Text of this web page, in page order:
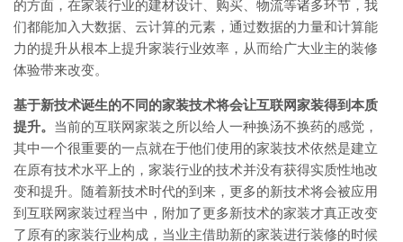
的方面，在家装行业的建材设计、购买、物流等诸多环节，我
们都能加入大数据、云计算的元素，通过数据的力量和计算能
力的提升从根本上提升家装行业效率，从而给广大业主的装修
体验带来改变。
基于新技术诞生的不同的家装技术将会让互联网家装得到本质
提升。 当前的互联网家装之所以给人一种换汤不换药的感觉，
其中一个很重要的一点就在于他们使用的家装技术依然是建立
在原有技术水平上的，家装行业的技术并没有获得实质性地改
变和提升。随着新技术时代的到来，更多的新技术将会被应用
到互联网家装过程当中，附加了更多新技术的家装才真正改变
了原有的家装行业构成，当业主借助新的家装进行装修的时候